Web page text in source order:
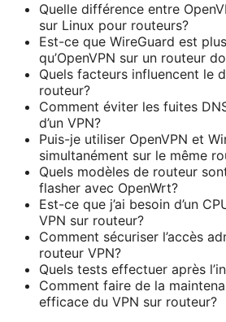
Quelle différence entre
sur Linux pour routeurs?
Est-ce que WireGuard est
qu’OpenVPN sur un routeur
Quels facteurs influencent le
routeur?
Comment éviter les fuites
d’un VPN?
Puis-je utiliser OpenVPN et
simultanément sur le même
Quels modèles de routeur
flasher avec OpenWrt?
Est-ce que j’ai besoin d’un
VPN sur routeur?
Comment sécuriser l’accès
routeur VPN?
Quels tests effectuer après
Comment faire de la
efficace du VPN sur routeur?